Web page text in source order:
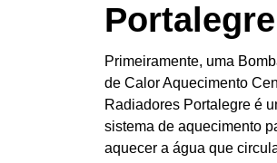
Portalegre
Primeiramente, uma
de Calor Aquecimento
Radiadores Portalegre é
sistema de aquecimento
aquecer a água que